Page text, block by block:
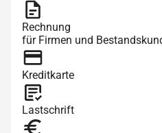
Rechnung
für Firmen und
Kreditkarte
Lastschrift